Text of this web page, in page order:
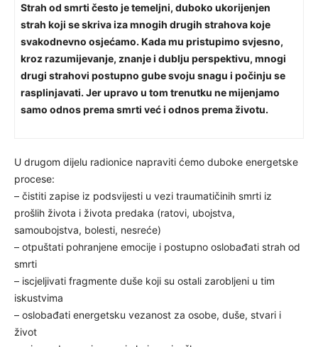
Strah od smrti često jetemeljni, duboko ukorijenjen
strah koji se skriva iza mnogih drugih strahova koje
svakodnevno osjećamo. Kada mu pristupimo svjesno,
kroz razumijevanje, znanje i dublju perspektivu, mnogi
drugi strahovi postupno gube svoju snagu i počinju se
rasplinjavati. Jer upravo u tom trenutku ne mijenjamo
samo odnos prema smrti već i odnos prema životu.
U drugom dijelu radionice napraviti ćemo duboke energetske
procese:
– čistiti zapise iz podsvijesti u vezi traumatičinih smrti iz
prošlih života i života predaka (ratovi, ubojstva,
samoubojstva, bolesti, nesreće)
– otpuštati pohranjene emocije i postupno oslobađati strah od
smrti
– iscjeljivati fragmente duše koji su ostali zarobljeni u tim
iskustvima
– oslobađati energetsku vezanost za osobe, duše, stvari i
život